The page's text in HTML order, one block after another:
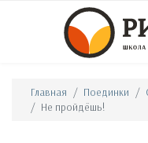
Главная Поединки
Не пройдёшь!